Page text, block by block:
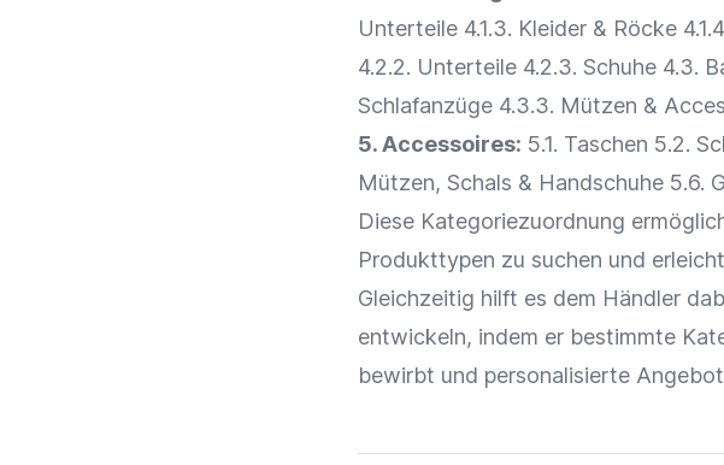
Unterteile 4.1.3. Kleider & Röcke
4.2.2. Unterteile 4.2.3. Schuhe 4.3.
Schlafanzüge 4.3.3. Mützen &
5. Accessoires: 5.1. Taschen 5.2.
Mützen, Schals & Handschuhe 5.6.
Diese Kategoriezuordnung
Produkttypen zu suchen und
Gleichzeitig hilft es dem Händler
entwickeln, indem er bestimmte
bewirbt und personalisierte